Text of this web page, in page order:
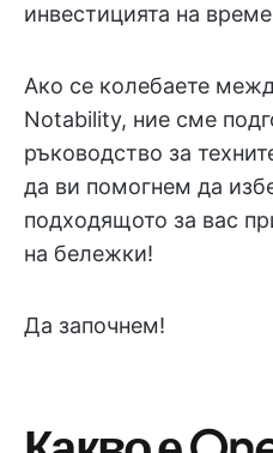
инвестицията на
Ако се колебаете
Notability, ние сме
ръководство за
да ви помогнем да
подходящото за вас
на бележки!
Да започнем!